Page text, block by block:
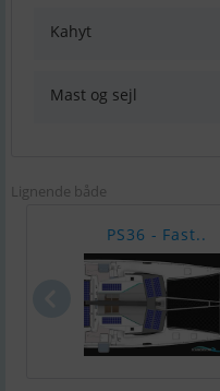
Kahyt
Mast og sejl
Lignende både
PS36 - Fast..